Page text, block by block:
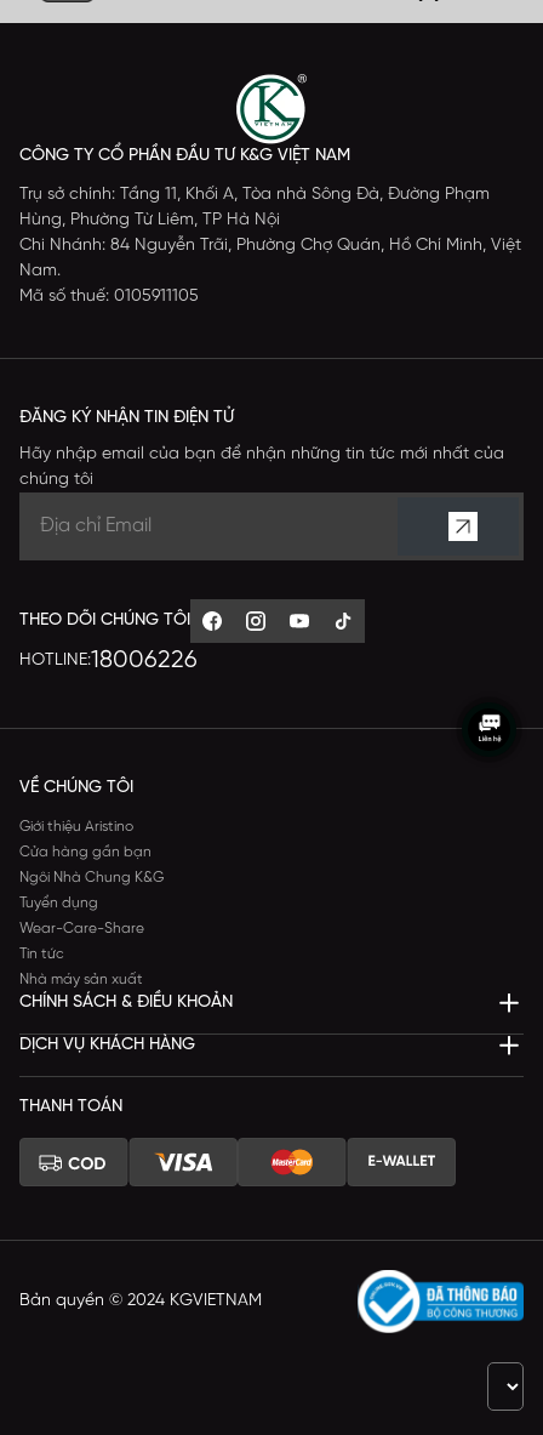
CÔNG TY CỔ PHẦN ĐẦU TƯ K&G VIỆT NAM
Trụ sở chính: Tầng 11, Khối A, Tòa nhà Sông Đà, Đường Phạm
Hùng, Phường Từ Liêm, TP Hà Nội
Chi Nhánh: 84 Nguyễn Trãi, Phường Chợ Quán, Hồ Chí Minh, Việt
Nam.
Mã số thuế: 0105911105
ĐĂNG KÝ NHẬN TIN ĐIỆN TỬ
Hãy nhập email của bạn để nhận những tin tức mới nhất của
chúng tôi
THEO DÕI CHÚNG TÔI
HOTLINE:18006226
VỀ CHÚNG TÔI
Giới thiệu Aristino
Cửa hàng gần bạn
Ngôi Nhà Chung K&G
Tuyển dụng
Wear-Care-Share
Tin tức
Nhà máy sản xuất
CHÍNH SÁCH & ĐIỀU KHOẢN
DỊCH VỤ KHÁCH HÀNG
THANH TOÁN
Bản quyền © 2024 KGVIETNAM